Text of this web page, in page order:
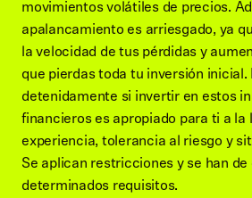
movimientos volátiles de precios.
apalancamiento es arriesgado, ya
la velocidad de tus pérdidas y
que pierdas toda tu inversión inicial.
detenidamente si invertir en estos
financieros es apropiado para ti a la
experiencia, tolerancia al riesgo y
Se aplican restricciones y se han
determinados requisitos.